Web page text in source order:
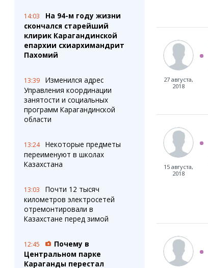
14:03
На 94-м году жизни
скончался старейший
клирик Карагандинской
епархии схиархимандрит
Пахомий
13:39
Изменился адрес
Управления координации
занятости и социальных
программ Карагандинской
области
13:24
Некоторые предметы
переименуют в школах
Казахстана
13:03
Почти 12 тысяч
километров электросетей
отремонтировали в
Казахстане перед зимой
12:45
Почему в
Центральном парке
Караганды перестал
27 августа,
2018
15 августа,
2018